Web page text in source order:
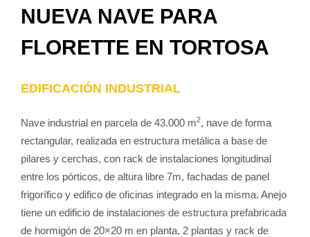
NUEVA NAVE PARA
FLORETTE EN TORTOSA
EDIFICACIÓN INDUSTRIAL
Nave industrial en parcela de 43.000 m2, nave de forma
rectangular, realizada en estructura metálica a base de
pilares y cerchas, con rack de instalaciones longitudinal
entre los pórticos, de altura libre 7m, fachadas de panel
frigorífico y edifico de oficinas integrado en la misma. Anejo
tiene un edificio de instalaciones de estructura prefabricada
de hormigón de 20×20 m en planta, 2 plantas y rack de